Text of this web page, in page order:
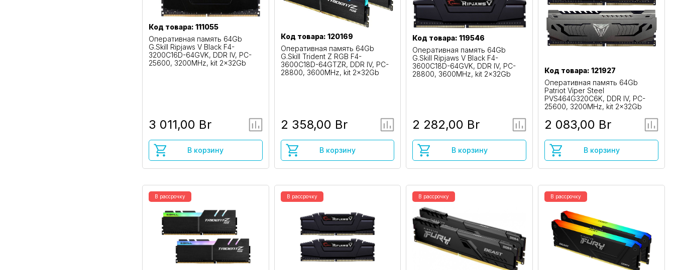
Код товара: 111055
Оперативная память 64Gb
G.Skill Ripjaws V Black F4-
3200C16D-64GVK, DDR IV, PC-
25600, 3200MHz, kit 2x32Gb
3 011,00 Br
В корзину
Код товара: 120169
Оперативная память 64Gb
G.Skill Trident Z RGB F4-
3600C18D-64GTZR, DDR IV, PC-
28800, 3600MHz, kit 2x32Gb
2 358,00 Br
В корзину
Код товара: 119546
Оперативная память 64Gb
G.Skill Ripjaws V Black F4-
3600C18D-64GVK, DDR IV, PC-
28800, 3600MHz, kit 2x32Gb
2 282,00 Br
В корзину
Код товара: 121927
Оперативная память 64Gb
Patriot Viper Steel
PVS464G320C6K, DDR IV, PC-
25600, 3200MHz, kit 2x32Gb
2 083,00 Br
В корзину
В рассрочку В рассрочку В рассрочку В рассрочку